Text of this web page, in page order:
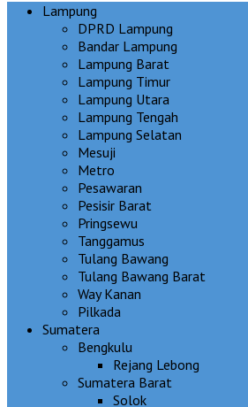
Lampung
DPRD Lampung
Bandar Lampung
Lampung Barat
Lampung Timur
Lampung Utara
Lampung Tengah
Lampung Selatan
Mesuji
Metro
Pesawaran
Pesisir Barat
Pringsewu
Tanggamus
Tulang Bawang
Tulang Bawang Barat
Way Kanan
Pilkada
Sumatera
Bengkulu
Rejang Lebong
Sumatera Barat
Solok